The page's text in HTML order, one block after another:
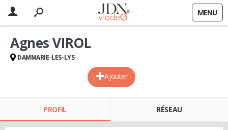
MENU
Ajouter
Agnes VIROL
DAMMARIE-LES-LYS
PROFIL RÉSEAU